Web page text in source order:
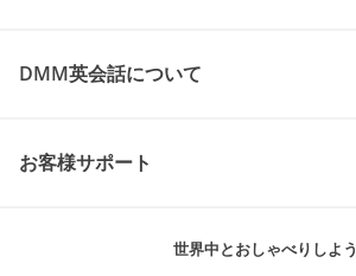
DMM英会話について
お客様サポート
世界中とおしゃべりしよう